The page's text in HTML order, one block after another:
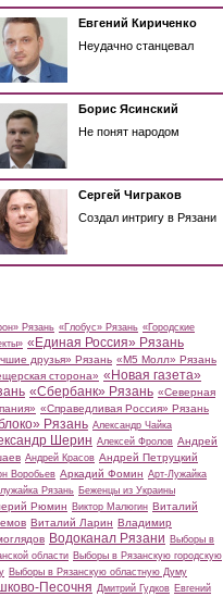
Евгений Кириченко
Неудачно станцевал
Борис Ясинский
Не понят народом
Сергей Чиграков
Создал интригу в Рязани
Рязань «Глобус» Рязань «Городские
«Единая Россия» Рязань
друзья» Рязань «М5 Молл» Рязань
сторона» «Новая газета»
«Сбербанк» Рязань «Северная
«Справедливая Россия» Рязань
Рязань Александр Чайка
Шерин Алексей Фролов Андрей
Андрей Красов Андрей Петруцкий
Воробьев Аркадий Фомин Арт-Лужайка
Рязань Беженцы из Украины
Рюмин Виктор Малюгин Виталий
Виталий Ларин Владимир
Водоканал Рязани Выборы в
области Выборы в Рязанскую городскую
Выборы в Рязанскую областную Думу
Песочня Дмитрий Гудков Евгений